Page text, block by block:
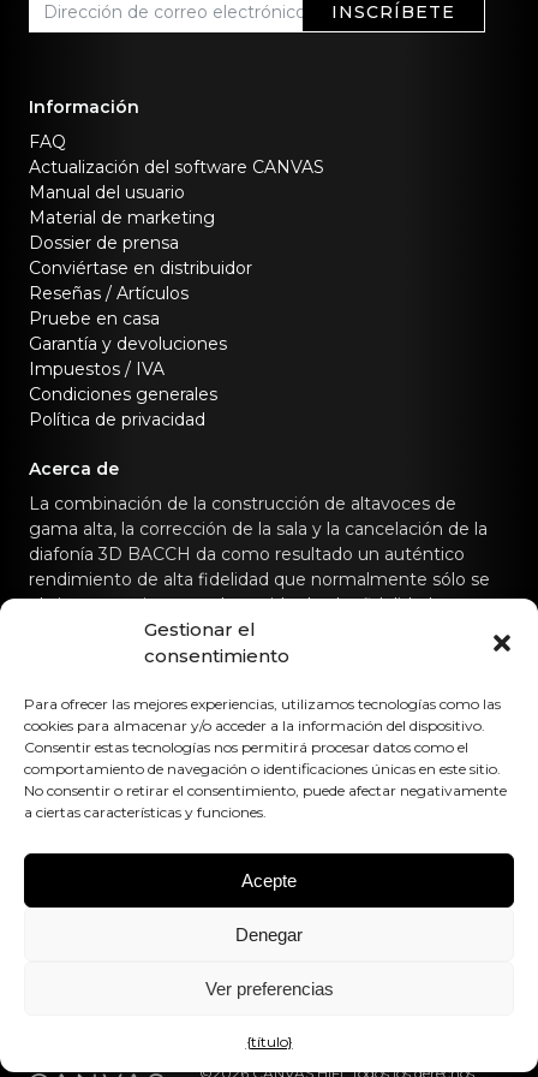
Gestionar el
consentimiento
Para ofrecer las mejores experiencias, utilizamos tecnologías como las
cookies para almacenar y/o acceder a la información del dispositivo.
Consentir estas tecnologías nos permitirá procesar datos como el
comportamiento de navegación o identificaciones únicas en este sitio.
No consentir o retirar el consentimiento, puede afectar negativamente
a ciertas características y funciones.
Acepte
Denegar
Ver preferencias
{título}
INSCRÍBETE
Información
FAQ
Actualización del software CANVAS
Manual del usuario
Material de marketing
Dossier de prensa
Conviértase en distribuidor
Reseñas / Artículos
Pruebe en casa
Garantía y devoluciones
Impuestos / IVA
Condiciones generales
Política de privacidad
Acerca de
La combinación de la construcción de altavoces de
gama alta, la corrección de la sala y la cancelación de la
diafonía 3D BACCH da como resultado un auténtico
rendimiento de alta fidelidad que normalmente sólo se
obtiene con sistemas de sonido de alta fidelidad
hello@canvashifi.com Llame al +45 29 75 00 45
CANVAS HiFi ApS
Flade Engvej 4
Número de IVA:DK43519425
©2026 CANVAS HiFi. Todos los derechos